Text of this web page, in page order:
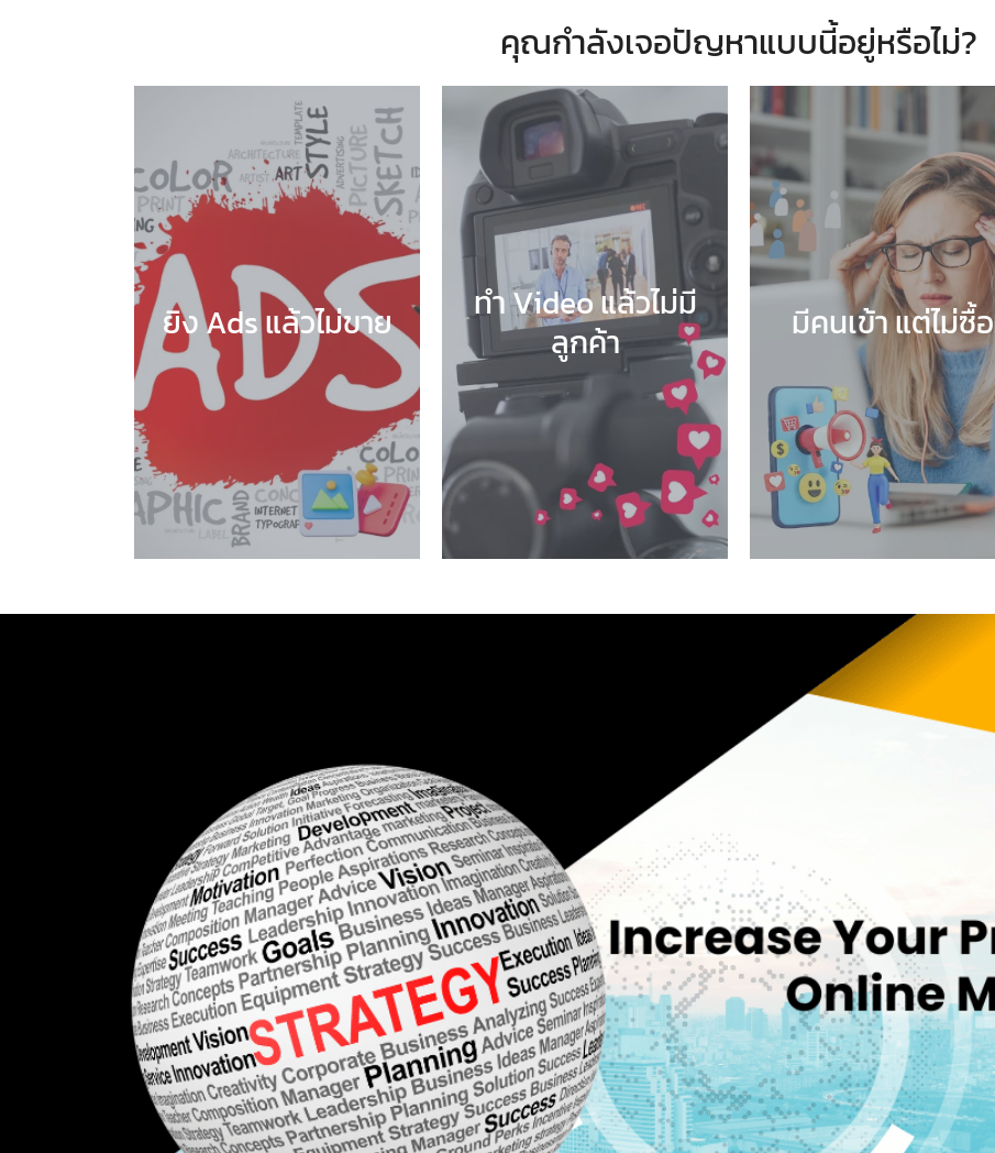
คุณกำลังเจอปัญหาแบบนี้อยู่หรือไม่?
ยิง Ads แล้วไม่ขาย
ทำ Video แล้วไม่มี
ลูกค้า
มีคนเข้า แต่ไม่ซื้อ